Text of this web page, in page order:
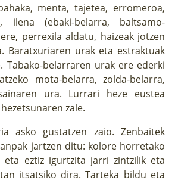
menta, tajetea, erromeroa,
ilena (ebaki-belarra, baltsamo-
perrexila aldatu, haizeak jotzen
Baratxuriaren urak eta estraktuak
Tabako-belarraren urak ere ederki
mota-belarra, zolda-belarra,
ura. Lurrari heze eustea
zale.
asko gustatzen zaio. Zenbaitek
jartzen ditu: kolore horretako
eta eztiz igurtzita jarri zintzilik eta
itsatsiko dira. Tarteka bildu eta